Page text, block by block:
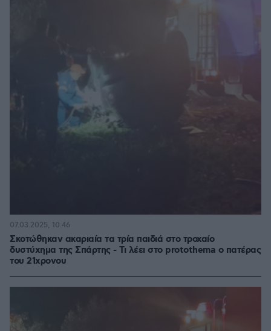
Σκοτώθηκαν ακαριαία τα τρία παιδιά στο τροχαίο
δυστύχημα της Σπάρτης - Τι λέει στο protothema ο πατέρας
του 21χρονου
07.03.2025, 10:46